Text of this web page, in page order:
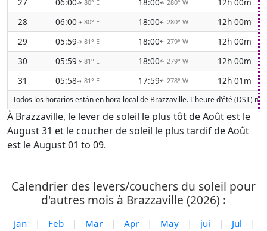
↑ 80° E ↑ 280° W
28
06:00↑ 80° E 18:00↑ 280° W
12h 00m
29
05:59↑ 81° E 18:00↑ 279° W
12h 00m
30
05:59↑ 81° E 18:00↑ 279° W
12h 00m
31
05:58↑ 81° E 17:59↑ 278° W 12h 01m
Todos los horarios están en hora local de Brazzaville. L'heure d'été (DST)
À Brazzaville, le lever de soleil le plus tôt de Août est le
August 31 et le coucher de soleil le plus tardif de Août
est le August 01 to 09.
Calendrier des levers/couchers du soleil pour
d'autres mois à Brazzaville (2026) :
Jan | Feb | Mar | Apr | May | jui | Jul
|